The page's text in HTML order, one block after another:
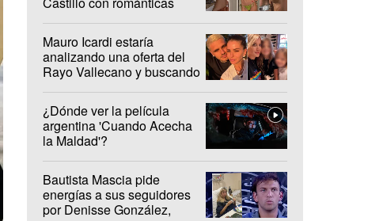
Mauro Icardi estaría
analizando una oferta del
Rayo Vallecano y buscando
¿Dónde ver la película
argentina 'Cuando Acecha
la Maldad'?
Bautista Mascia pide
energías a sus seguidores
por Denisse González,